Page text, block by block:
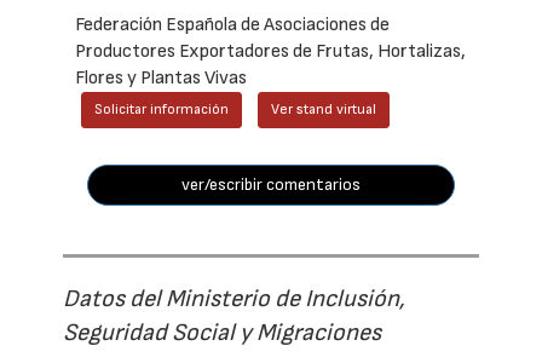
Federación Española de Asociaciones de
Productores Exportadores de Frutas, Hortalizas,
Flores y Plantas Vivas
Solicitar información Ver stand virtual
ver/escribir comentarios
Datos del Ministerio de Inclusión,
Seguridad Social y Migraciones